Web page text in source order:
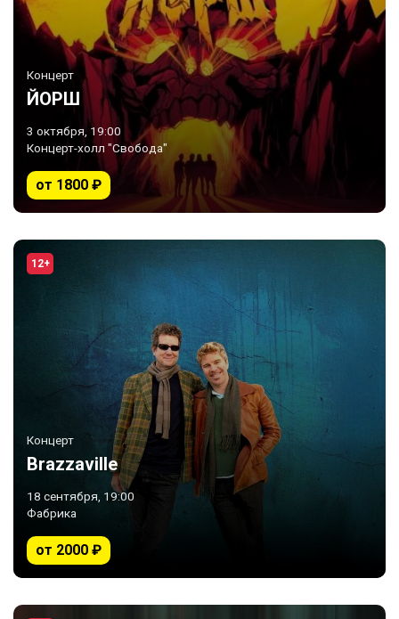
Концерт
ЙОРШ
3 октября, 19:00
Концерт-холл "Свобода"
от 1800 ₽
12+
Концерт
Brazzaville
18 сентября, 19:00
Фабрика
от 2000 ₽